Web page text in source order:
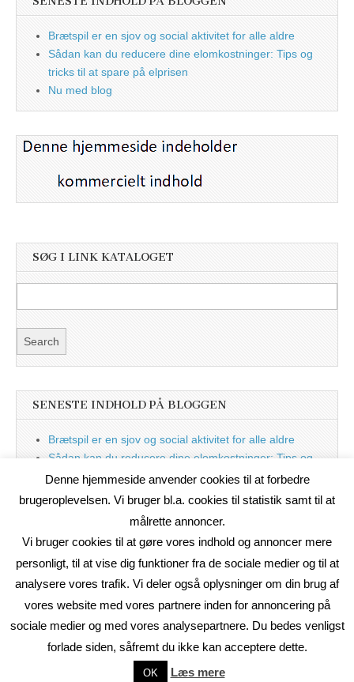
Brætspil er en sjov og social aktivitet for alle aldre
Sådan kan du reducere dine elomkostninger: Tips og
tricks til at spare på elprisen
Nu med blog
SØG I LINK KATALOGET
SENESTE INDHOLD PÅ BLOGGEN
Brætspil er en sjov og social aktivitet for alle aldre
Sådan kan du reducere dine elomkostninger: Tips og
tricks til at spare på elprisen
Nu med blog
On2Net Link Katalog
The Magazine Basic Theme bybavotasan.com
Denne hjemmeside anvender cookies til at forbedre
brugeroplevelsen. Vi bruger bl.a. cookies til statistik samt til at
målrette annoncer.
Vi bruger cookies til at gøre vores indhold og annoncer mere
personligt, til at vise dig funktioner fra de sociale medier og til at
analysere vores trafik. Vi deler også oplysninger om din brug af
vores website med vores partnere inden for annoncering på
sociale medier og med vores analysepartnere. Du bedes venligst
forlade siden, såfremt du ikke kan acceptere dette.
OK Læs mere